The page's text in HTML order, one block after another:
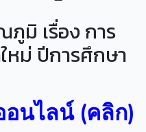
ภูมิ เรื่อง การ
ม่ ปีการศึกษา
นไลน์ (คลิก)